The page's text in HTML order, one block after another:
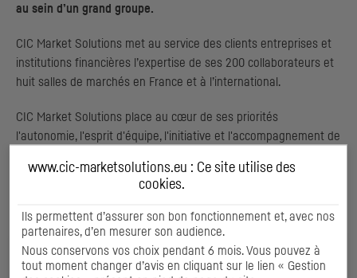
au sein d’un grand groupe.
CIC Market Solutions met au service des clients entreprises et
institutions financières l’expertise de ses 200 collaborateurs et
huit salles de marchés en France et à l’international.
CIC Market Solutions place au cœur de ses priorités
l'autonomie, l'esprit d'équipe, l'initiative et l'accompagnement de
www.cic-marketsolutions.eu : Ce site utilise des
cookies.
Ils permettent d’assurer son bon fonctionnement et, avec nos
partenaires, d’en mesurer son audience.
Nous conservons vos choix pendant 6 mois. Vous pouvez à
tout moment changer d’avis en cliquant sur le lien « Gestion